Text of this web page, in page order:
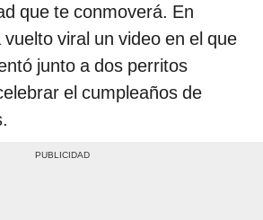
que te conmoverá. En
vuelto viral un video en el que
junto a dos perritos
el cumpleaños de